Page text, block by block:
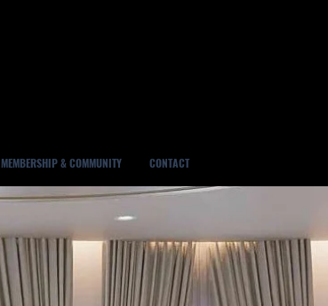
MEMBERSHIP & COMMUNITY CONTACT